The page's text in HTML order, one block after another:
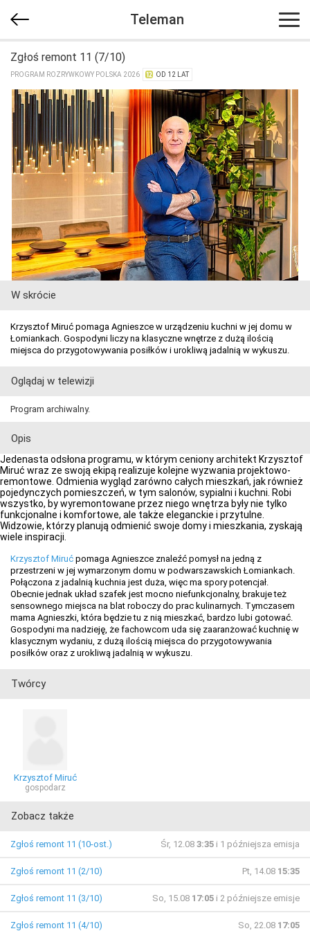
Teleman
Zgłoś remont 11 (7/10)
PROGRAM ROZRYWKOWY POLSKA 2026 OD 12 LAT
W skrócie
Krzysztof Miruć pomaga Agnieszce w urządzeniu kuchni w jej domu w
Łomiankach. Gospodyni liczy na klasyczne wnętrze z dużą ilością
miejsca do przygotowywania posiłków i urokliwą jadalnią w wykuszu.
Oglądaj w telewizji
Program archiwalny.
Opis
Jedenasta odsłona programu, w którym ceniony architekt Krzysztof
Miruć wraz ze swoją ekipą realizuje kolejne wyzwania projektowo-
remontowe. Odmienia wygląd zarówno całych mieszkań, jak również
pojedynczych pomieszczeń, w tym salonów, sypialni i kuchni. Robi
wszystko, by wyremontowane przez niego wnętrza były nie tylko
funkcjonalne i komfortowe, ale także eleganckie i przytulne.
Widzowie, którzy planują odmienić swoje domy i mieszkania, zyskają
wiele inspiracji.
Krzysztof Miruć pomaga Agnieszce znaleźć pomysł na jedną z
przestrzeni w jej wymarzonym domu w podwarszawskich Łomiankach.
Połączona z jadalnią kuchnia jest duża, więc ma spory potencjał.
Obecnie jednak układ szafek jest mocno niefunkcjonalny, brakuje też
sensownego miejsca na blat roboczy do prac kulinarnych. Tymczasem
mama Agnieszki, która będzie tu z nią mieszkać, bardzo lubi gotować.
Gospodyni ma nadzieję, że fachowcom uda się zaaranżować kuchnię w
klasycznym wydaniu, z dużą ilością miejsca do przygotowywania
posiłków oraz z urokliwą jadalnią w wykuszu.
Twórcy
Krzysztof Miruć
gospodarz
Zobacz także
Zgłoś remont 11 (10-ost.) Śr, 12.08 3:35 i 1 późniejsza emisja
Zgłoś remont 11 (2/10) Pt, 14.08 15:35
Zgłoś remont 11 (3/10) So, 15.08 17:05 i 2 późniejsze emisje
Zgłoś remont 11 (4/10) So, 22.08 17:05